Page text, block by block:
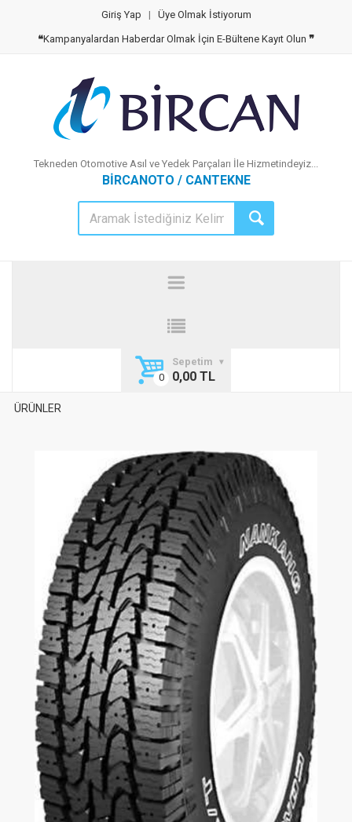
Giriş Yap | Üye Olmak İstiyorum
❝Kampanyalardan Haberdar Olmak İçin E-Bültene Kayıt Olun ❞
Tekneden Otomotive Asıl ve Yedek Parçaları İle Hizmetindeyiz...
BİRCANOTO / CANTEKNE
Sepetim
0,00 TL
ÜRÜNLER